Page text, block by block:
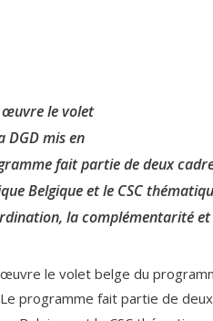
œuvre le volet
DGD mis en
fait partie de deux
Belgique et le CSC
la complémentarité
le volet belge du
programme fait partie de